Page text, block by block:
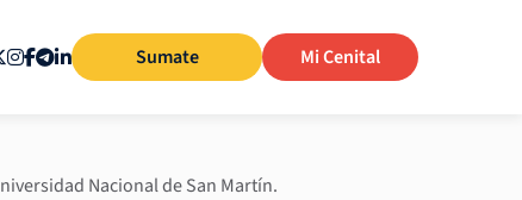
Sumate Mi Cenital
Nacional de San Martín.